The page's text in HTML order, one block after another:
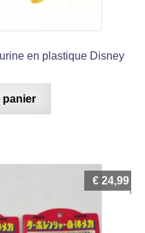
en plastique Disney
panier
€ 24,99